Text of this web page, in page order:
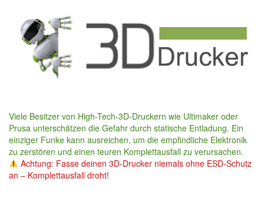
content
Viele Besitzer von High-Tech-3D-Druckern wie Ultimaker oder
Prusa unterschätzen die Gefahr durch statische Entladung. Ein
einziger Funke kann ausreichen, um die empfindliche Elektronik
zu zerstören und einen teuren Komplettausfall zu verursachen.
Achtung: Fasse deinen 3D-Drucker niemals ohne ESD-Schutz
an – Komplettausfall droht!